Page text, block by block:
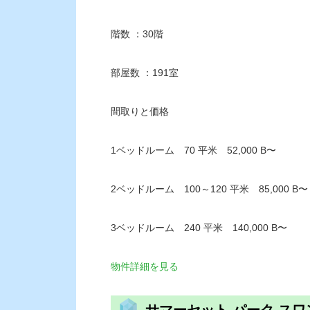
階数 ：30階
部屋数 ：191室
間取りと価格
1ベッドルーム 70 平米 52,000 B〜
2ベッドルーム 100～120 平米 85,000 B〜
3ベッドルーム 240 平米 140,000 B〜
物件詳細を見る